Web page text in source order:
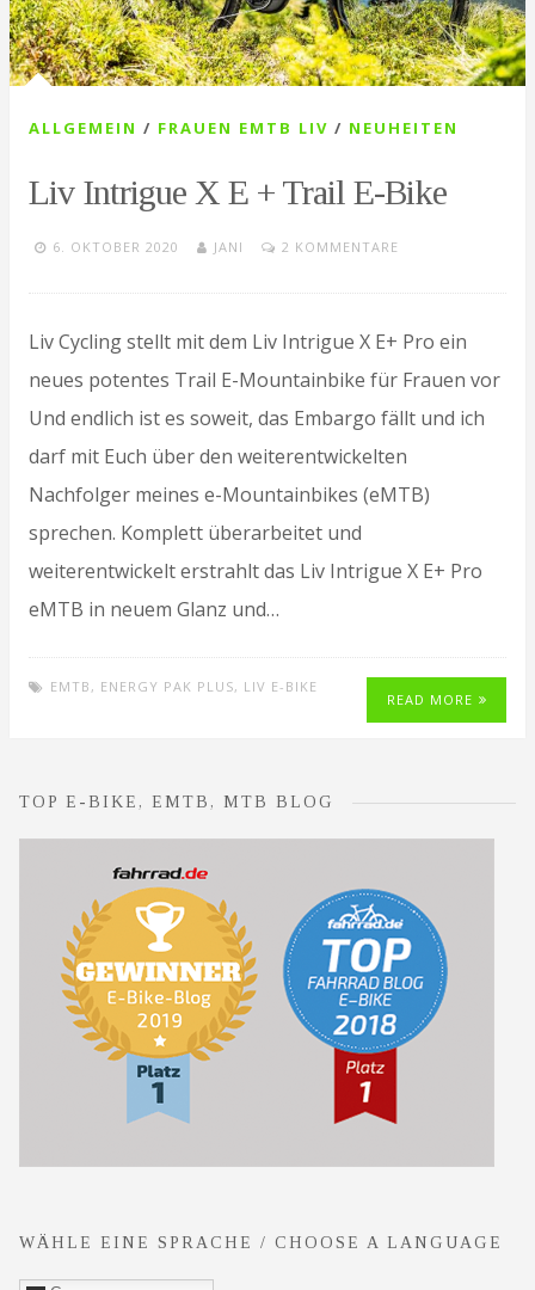
ALLGEMEIN / FRAUEN EMTB LIV / NEUHEITEN
Liv Intrigue X E + Trail E-Bike
6. OKTOBER 2020 JANI 2 KOMMENTARE
Liv Cycling stellt mit dem Liv Intrigue X E+ Pro ein
neues potentes Trail E-Mountainbike für Frauen vor
Und endlich ist es soweit, das Embargo fällt und ich
darf mit Euch über den weiterentwickelten
Nachfolger meines e-Mountainbikes (eMTB)
sprechen. Komplett überarbeitet und
weiterentwickelt erstrahlt das Liv Intrigue X E+ Pro
eMTB in neuem Glanz und…
EMTB , ENERGY PAK PLUS, LIV E-BIKE
READ MORE
TOP E-BIKE, EMTB, MTB BLOG
WÄHLE EINE SPRACHE / CHOOSE A LANGUAGE